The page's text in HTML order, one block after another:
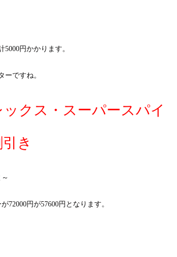
円かかります。
ーですね。
クス・スーパースパイ
き
72000円が57600円となります。